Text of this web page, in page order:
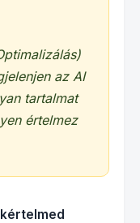
az AI
tartalmat
értelmez